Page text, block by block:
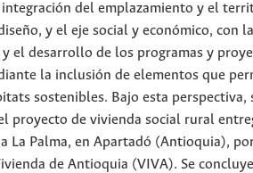
del emplazamiento y el
y el eje social y económico, con
el desarrollo de los programas y
la inclusión de elementos que
sostenibles. Bajo esta perspectiva,
proyecto de vivienda social rural
La Palma, en Apartadó (Antioquia),
de Antioquia (VIVA). Se